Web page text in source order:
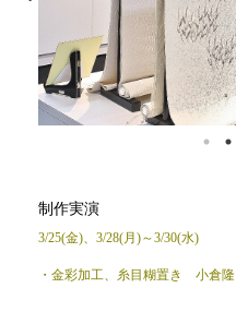
制作実演
3/25(金)、3/28(月)～3/30(水)
・金彩加工、糸目糊置き 小倉隆